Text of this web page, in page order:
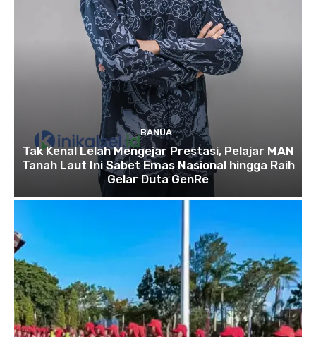
BANUA
Tak Kenal Lelah Mengejar Prestasi, Pelajar MAN
Tanah Laut Ini Sabet Emas Nasional hingga Raih
Gelar Duta GenRe